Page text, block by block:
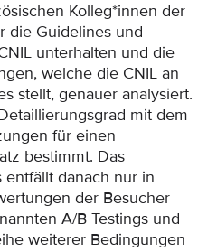
Kolleg*innen der
die Guidelines und
unterhalten und die
welche die CNIL an
stellt, genauer analysiert.
mit dem
für einen
bestimmt. Das
danach nur in
der Besucher
A/B Testings und
weiterer Bedingungen